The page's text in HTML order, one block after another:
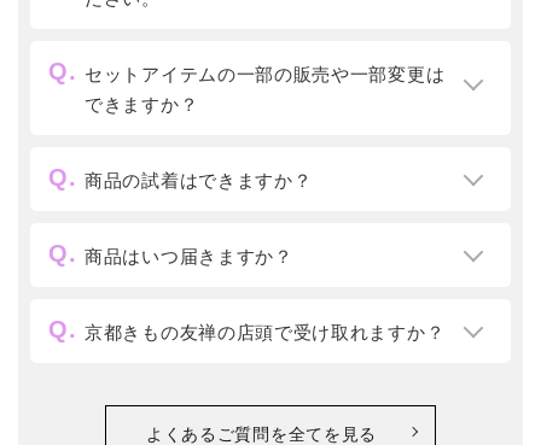
セットアイテムの一部の販売や一部変更は
できますか？
商品の試着はできますか？
商品はいつ届きますか？
京都きもの友禅の店頭で受け取れますか？
よくあるご質問を全てを見る